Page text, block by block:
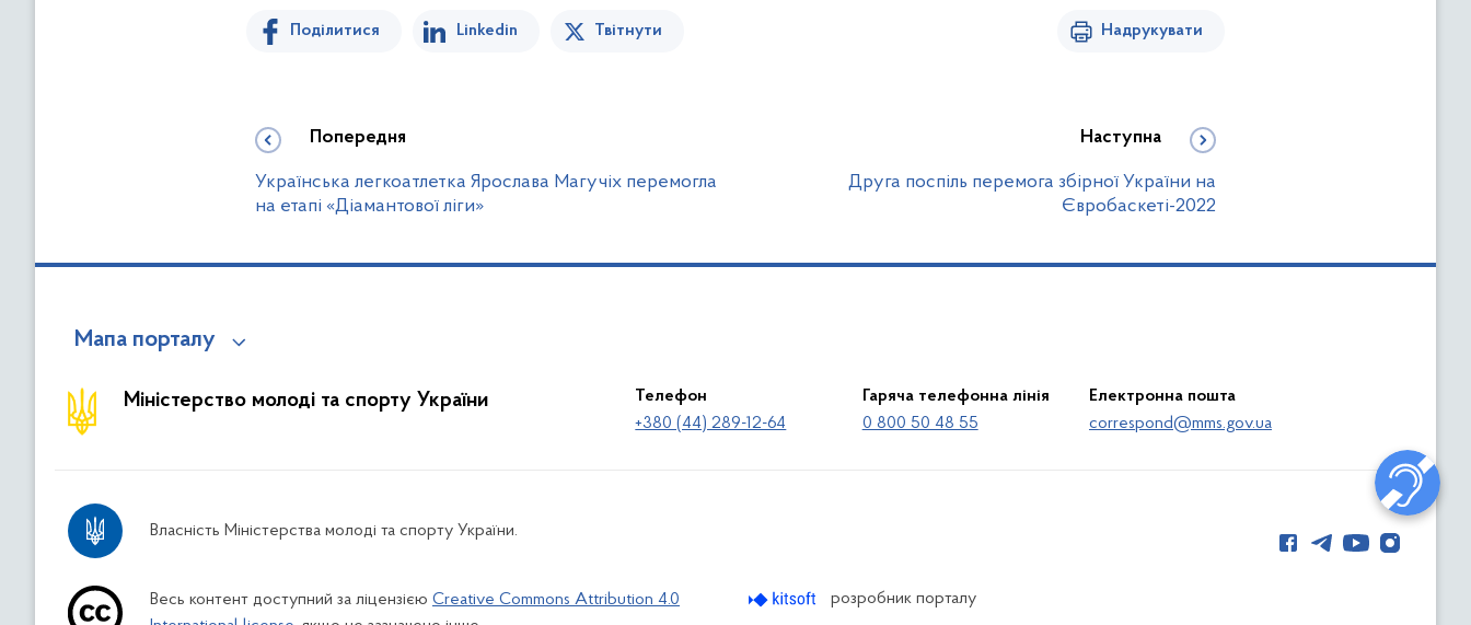
Поділитися Linkedin Твітнути Надрукувати
Попередня
Українська легкоатлетка Ярослава Магучіх перемогла
на етапі «Діамантової ліги»
Наступна
Друга поспіль перемога збірної України на
Євробаскеті-2022
Мапа порталу
Міністерство молоді та спорту України
Телефон
+380 (44) 289-12-64
Гаряча телефонна лінія
0 800 50 48 55
Електронна пошта
correspond@mms.gov.ua
Власність Міністерства молоді та спорту України.
Весь контент доступний за ліцензією Creative Commons Attribution 4.0
розробник порталу